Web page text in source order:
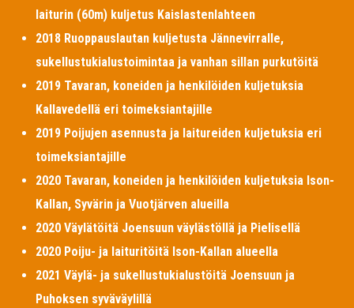
laiturin (60m) kuljetus Kaislastenlahteen
2018 Ruoppauslautan kuljetusta Jännevirralle,
sukellustukialustoimintaa ja vanhan sillan purkutöitä
2019 Tavaran, koneiden ja henkilöiden kuljetuksia
Kallavedellä eri toimeksiantajille
2019 Poijujen asennusta ja laitureiden kuljetuksia eri
toimeksiantajille
2020 Tavaran, koneiden ja henkilöiden kuljetuksia Ison-
Kallan, Syvärin ja Vuotjärven alueilla
2020 Väylätöitä Joensuun väylästöllä ja Pielisellä
2020 Poiju- ja laituritöitä Ison-Kallan alueella
2021 Väylä- ja sukellustukialustöitä Joensuun ja
Puhoksen syväväylillä